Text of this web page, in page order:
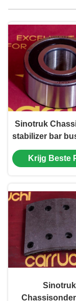
Sinotruk
stabilizer bar
70 ontworpen
structurele
verbeteren
Krijg Beste
Sinotruk